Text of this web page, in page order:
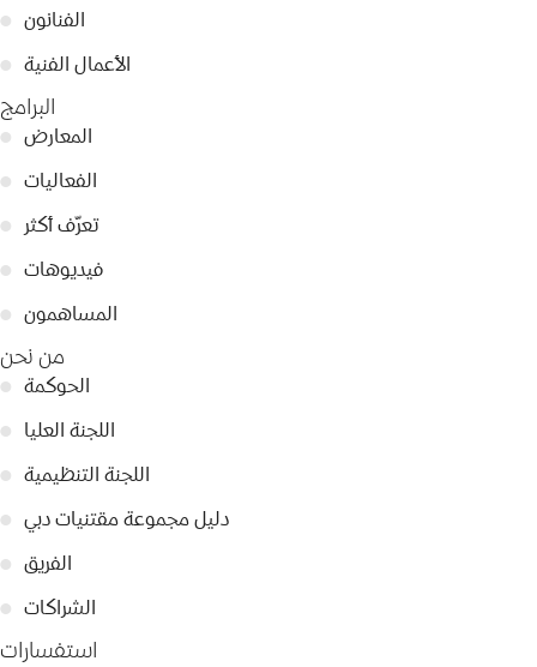
● الفنانون
● الأعمال الفنية
البرامج
● المعارض
● الفعاليات
●
تعرّف أكثر
● فيديوهات
● المساهمون
من نحن
● الحوكمة
● اللجنة العليا
● اللجنة التنظيمية
● دليل مجموعة مقتنيات دبي
● الفريق
● الشراكات
استفسارات